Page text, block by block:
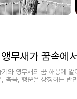
기와 앵무새의 꿈 해몽에
, 축복, 행운을 상징하는 반